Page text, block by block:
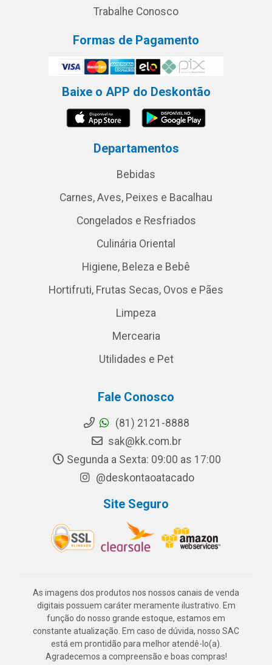
Trabalhe Conosco
Formas de Pagamento
Baixe o APP do Deskontão
Departamentos
Bebidas
Carnes, Aves, Peixes e Bacalhau
Congelados e Resfriados
Culinária Oriental
Higiene, Beleza e Bebê
Hortifruti, Frutas Secas, Ovos e Pães
Limpeza
Mercearia
Utilidades e Pet
Fale Conosco
(81) 2121-8888
sak@kk.com.br
Segunda a Sexta: 09:00 as 17:00
@deskontaoatacado
Site Seguro
As imagens dos produtos nos nossos canais de venda
digitais possuem caráter meramente ilustrativo. Em
função do nosso grande estoque, estamos em
constante atualização. Em caso de dúvida, nosso SAC
está em prontidão para melhor atendê-lo(a).
Agradecemos a compreensão e boas compras!